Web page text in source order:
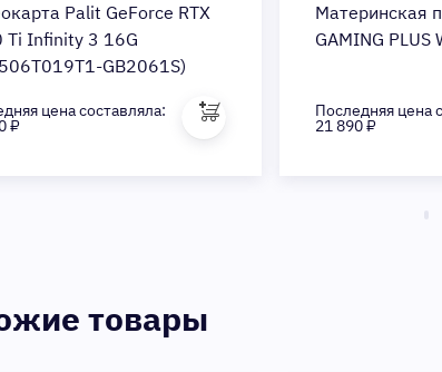
Palit GeForce RTX
Ti Infinity 3 16G
GB2061S)
цена составляла:
₽
Материнская
GAMING PLUS
Последняя цена
21 890 ₽
товары